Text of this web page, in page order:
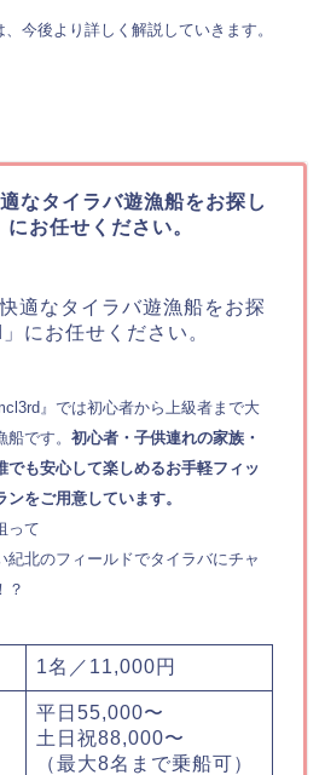
今後より詳しく解説していきます。
なタイラバ遊漁船をお探し
お任せください。
』では初心者から上級者まで大
です。 初心者・子供連れの家族・
でも安心して楽しめるお手軽フィッ
をご用意しています。
って
紀北のフィールドでタイラバにチャ
？
1名／11,000円
平日55,000〜
土日祝88,000〜
（最大8名まで乗船可）